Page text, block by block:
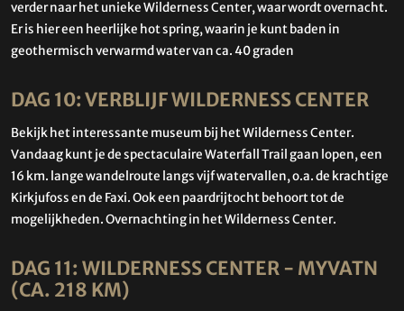
verder naar het unieke Wilderness Center, waar wordt overnacht.
Er is hier een heerlijke hot spring, waarin je kunt baden in
geothermisch verwarmd water van ca. 40 graden
DAG 10: VERBLIJF WILDERNESS CENTER
Bekijk het interessante museum bij het Wilderness Center.
Vandaag kunt je de spectaculaire Waterfall Trail gaan lopen, een
16 km. lange wandelroute langs vijf watervallen, o.a. de krachtige
Kirkjufoss en de Faxi. Ook een paardrijtocht behoort tot de
mogelijkheden. Overnachting in het Wilderness Center.
DAG 11: WILDERNESS CENTER - MYVATN
(CA. 218 KM)